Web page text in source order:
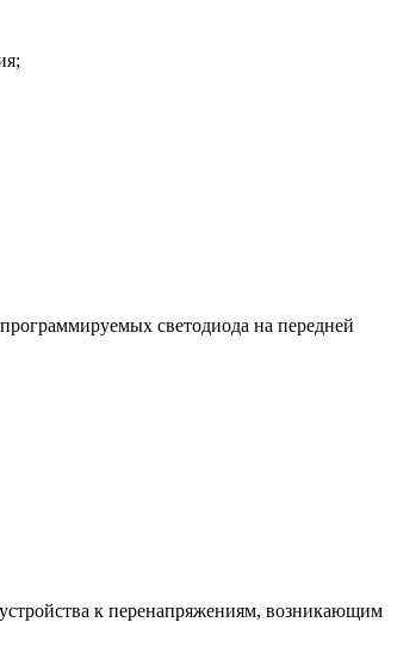
светодиода на передней
к перенапряжениям, возникающим